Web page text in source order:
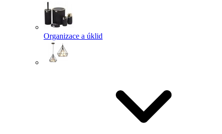
Organizace a úklid